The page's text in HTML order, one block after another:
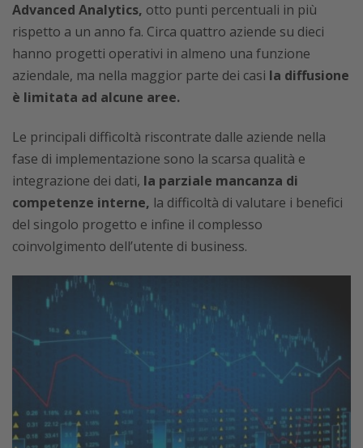
Advanced Analytics, otto punti percentuali in più
rispetto a un anno fa. Circa quattro aziende su dieci
hanno progetti operativi in almeno una funzione
aziendale, ma nella maggior parte dei casi la diffusione
è limitata ad alcune aree.
Le principali difficoltà riscontrate dalle aziende nella
fase di implementazione sono la scarsa qualità e
integrazione dei dati, la parziale mancanza di
competenze interne, la difficoltà di valutare i benefici
del singolo progetto e infine il complesso
coinvolgimento dell’utente di business.